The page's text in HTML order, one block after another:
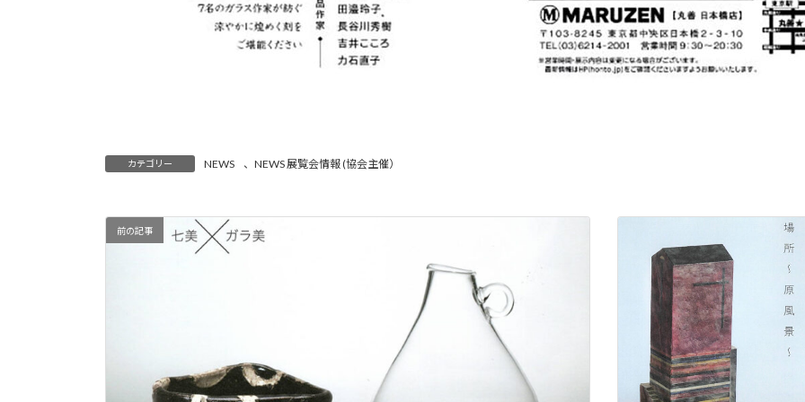
カテゴリー NEWS 、 NEWS 展覧会情報 (協会主催）
前の記事